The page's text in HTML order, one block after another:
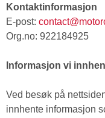
Kontaktinformasjon
E-post:
Org.no: 922184925
Informasjon vi
Ved besøk på
innhente informasjon